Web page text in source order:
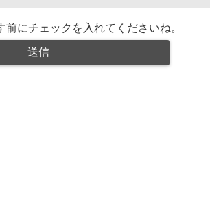
前にチェックを入れてくださいね。